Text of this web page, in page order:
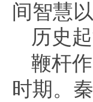
间智慧
历史
鞭杆
时期。